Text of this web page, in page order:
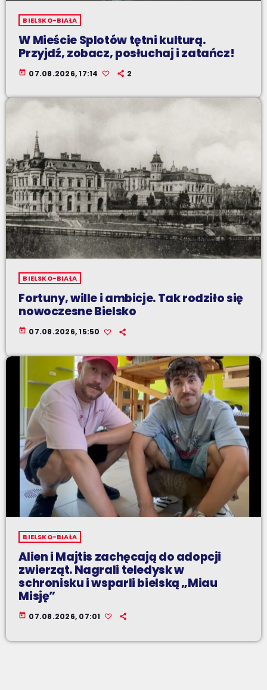
BIELSKO-BIAŁA
W Mieście Splotów tętni kulturą.
Przyjdź, zobacz, posłuchaj i zatańcz!
today 07.08.2026, 17:14 2
BIELSKO-BIAŁA
Fortuny, wille i ambicje. Tak rodziło się
nowoczesne Bielsko
today 07.08.2026, 15:50
BIELSKO-BIAŁA
Alien i Majtis zachęcają do adopcji
zwierząt. Nagrali teledysk w
schronisku i wsparli bielską „Miau
Misję”
today 07.08.2026, 07:01